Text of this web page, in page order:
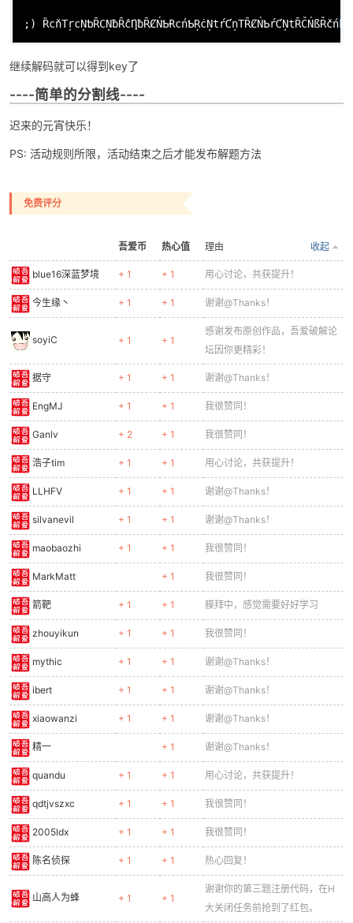
;) ȐcňTŗcŅƅȒCŅƀȒĉȠƀȒȻŃƄɌcńƄŖċŅtŕƇņTȒȻŃƄŕƇŅtȒČŃßŘčń
继续解码就可以得到key了
----简单的分割线----
迟来的元宵快乐！
PS: 活动规则所限，活动结束之后才能发布解题方法
免费评分
吾爱币 热心值 收起
理由
blue16深蓝梦境 + 1 + 1 用心讨论，共获提升！
今生缘丶 + 1 + 1 谢谢@Thanks！
soyiC + 1 + 1
感谢发布原创作品，吾爱破解论
坛因你更精彩！
据守 + 1 + 1 谢谢@Thanks！
EngMJ + 1 + 1 我很赞同！
Ganlv + 2 + 1 我很赞同！
浩子tim + 1 + 1 用心讨论，共获提升！
LLHFV + 1 + 1 谢谢@Thanks！
silvanevil + 1 + 1 谢谢@Thanks！
maobaozhi + 1 + 1 我很赞同！
MarkMatt + 1 我很赞同！
箭靶 + 1 + 1 膜拜中，感觉需要好好学习
zhouyikun + 1 + 1 我很赞同！
mythic + 1 + 1 谢谢@Thanks！
ibert + 1 + 1 谢谢@Thanks！
xiaowanzi + 1 + 1 谢谢@Thanks！
精一 + 1 谢谢@Thanks！
quandu + 1 + 1 用心讨论，共获提升！
qdtjvszxc + 1 + 1 我很赞同！
2005ldx + 1 + 1 我很赞同！
陈名侦探 + 1 + 1 热心回复！
山高人为蜂 + 1 + 1
谢谢你的第三题注册代码，在H
大关闭任务前抢到了红包。